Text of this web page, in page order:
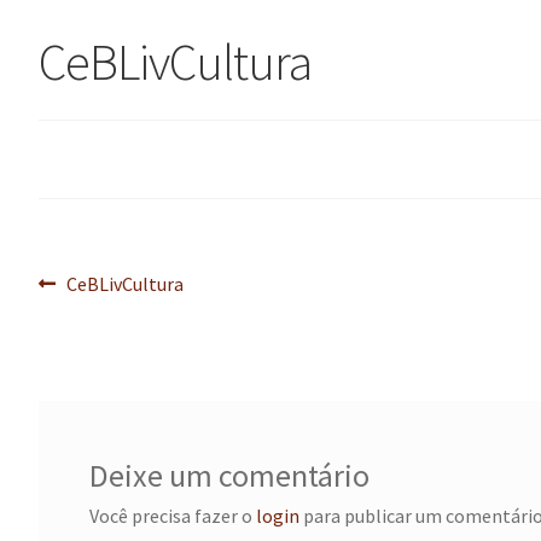
CeBLivCultura
Navegação
Post
CeBLivCultura
Deixe um comentário
Você precisa fazer o login para publicar um